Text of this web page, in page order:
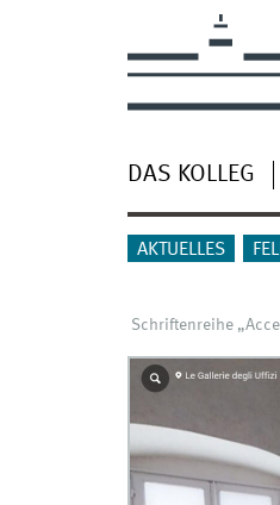
DAS KOLLEG
AKTUELLES
Schriftenreihe